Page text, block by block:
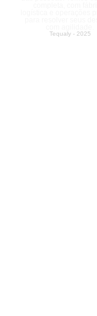
Tequaly - 2025